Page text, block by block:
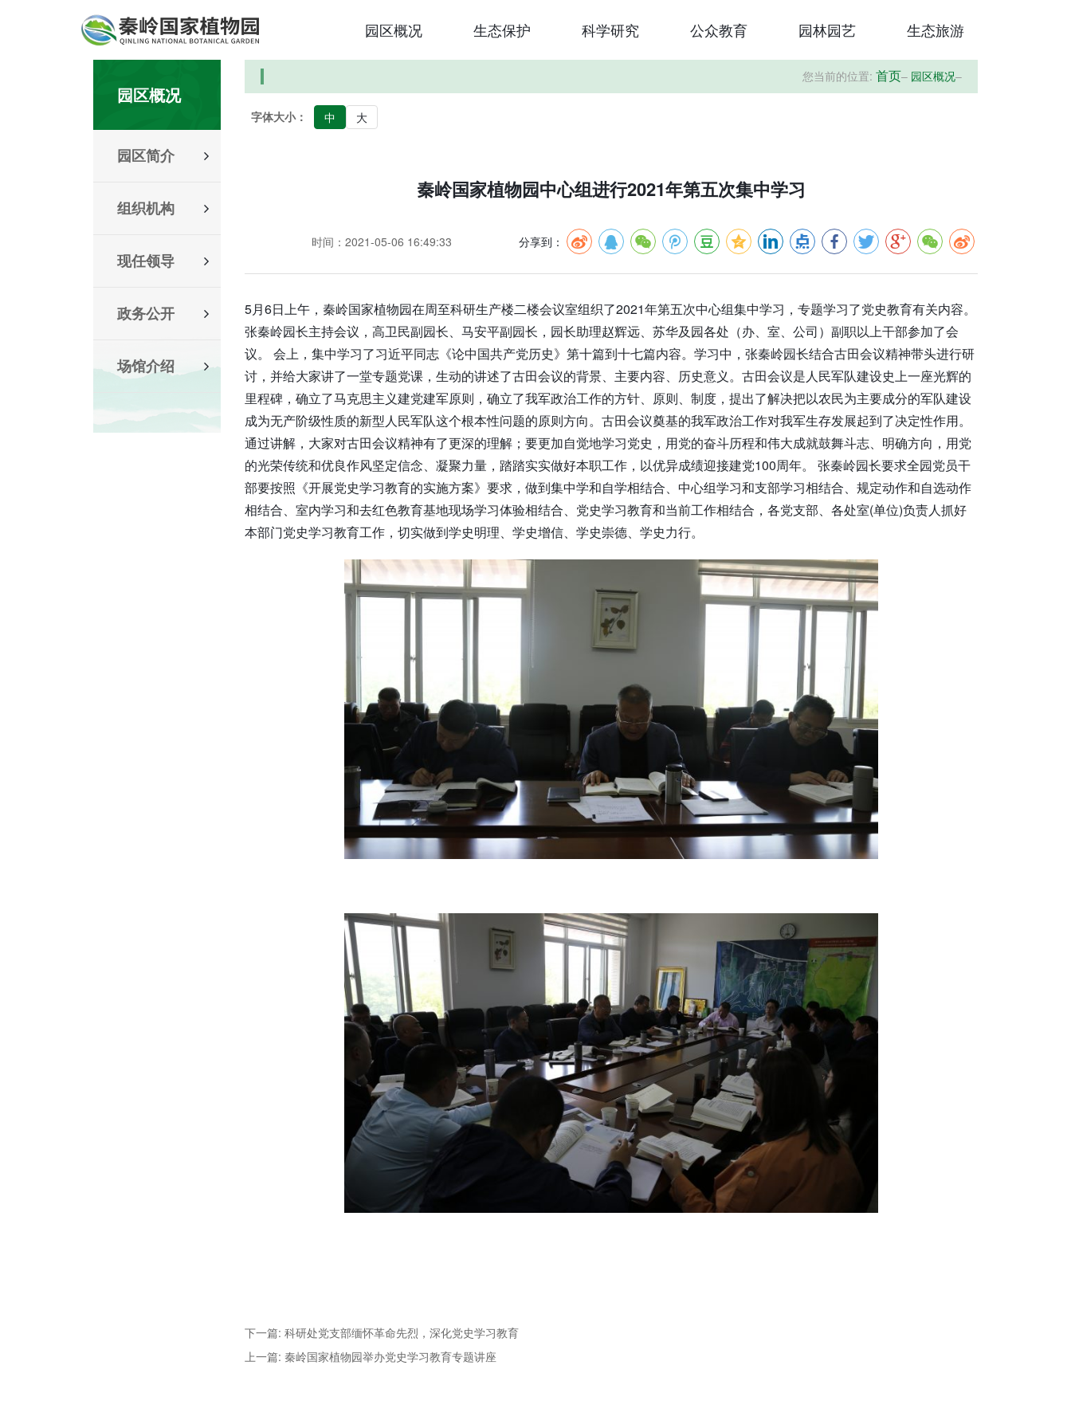
园区概况 生态保护 科学研究 公众教育 园林园艺 生态旅游
园区概况
园区简介
组织机构
现任领导
政务公开
场馆介绍
您当前的位置: 首页– 园区概况–
字体大小： 中 大
秦岭国家植物园中心组进行2021年第五次集中学习
时间：2021-05-06 16:49:33 分享到：
5月6日上午，秦岭国家植物园在周至科研生产楼二楼会议室组织了2021年第五次中心组集中学习，专题学习了党史教育有关内容。
张秦岭园长主持会议，高卫民副园长、马安平副园长，园长助理赵辉远、苏华及园各处（办、室、公司）副职以上干部参加了会
议。 会上，集中学习了习近平同志《论中国共产党历史》第十篇到十七篇内容。学习中，张秦岭园长结合古田会议精神带头进行研
讨，并给大家讲了一堂专题党课，生动的讲述了古田会议的背景、主要内容、历史意义。古田会议是人民军队建设史上一座光辉的
里程碑，确立了马克思主义建党建军原则，确立了我军政治工作的方针、原则、制度，提出了解决把以农民为主要成分的军队建设
成为无产阶级性质的新型人民军队这个根本性问题的原则方向。古田会议奠基的我军政治工作对我军生存发展起到了决定性作用。
通过讲解，大家对古田会议精神有了更深的理解；要更加自觉地学习党史，用党的奋斗历程和伟大成就鼓舞斗志、明确方向，用党
的光荣传统和优良作风坚定信念、凝聚力量，踏踏实实做好本职工作，以优异成绩迎接建党100周年。 张秦岭园长要求全园党员干
部要按照《开展党史学习教育的实施方案》要求，做到集中学和自学相结合、中心组学习和支部学习相结合、规定动作和自选动作
相结合、室内学习和去红色教育基地现场学习体验相结合、党史学习教育和当前工作相结合，各党支部、各处室(单位)负责人抓好
本部门党史学习教育工作，切实做到学史明理、学史增信、学史崇德、学史力行。
下一篇: 科研处党支部缅怀革命先烈，深化党史学习教育
上一篇: 秦岭国家植物园举办党史学习教育专题讲座